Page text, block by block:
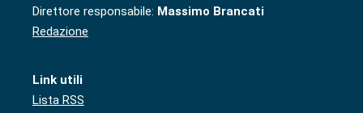
Direttore responsabile: Massimo Brancati
Redazione
Link utili
Lista RSS